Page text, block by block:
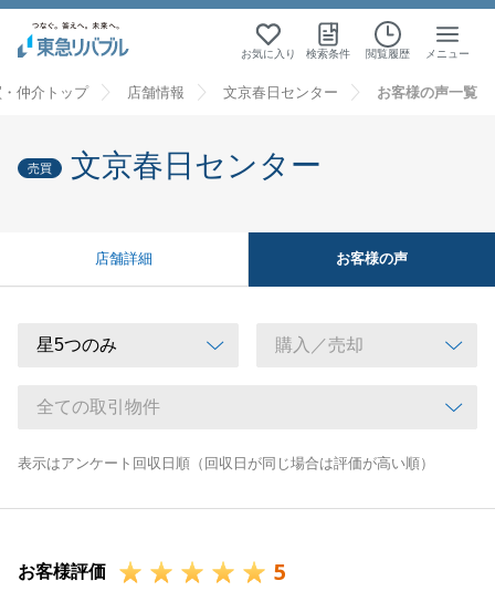
お気に入り 検索条件 閲覧履歴 メニュー
仲介トップ 店舗情報 文京春日センター お客様の声一覧
売買 文京春日センター
店舗詳細 お客様の声
表示はアンケート回収日順（回収日が同じ場合は評価が高い順）
お客様評価 5